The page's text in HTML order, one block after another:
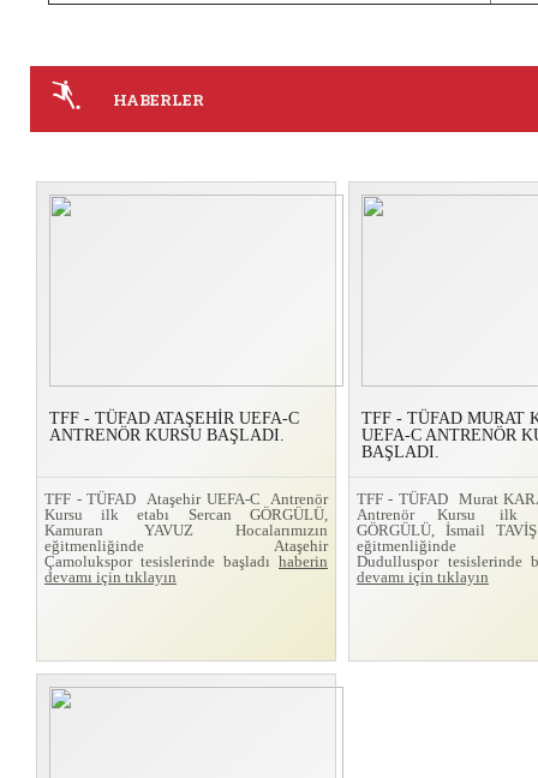
HABERLER
TFF - TÜFAD ATAŞEHİR UEFA-C
ANTRENÖR KURSU BAŞLADI.
TFF - TÜFAD Ataşehir UEFA-C Antrenör
Kursu ilk etabı Sercan GÖRGÜLÜ,
Kamuran YAVUZ Hocalarımızın
eğitmenliğinde Ataşehir
Çamolukspor tesislerinde başladı haberin
devamı için tıklayın
TFF - TÜFAD MURAT
UEFA-C ANTRENÖR
BAŞLADI.
TFF - TÜFAD Murat
Antrenör Kursu ilk
GÖRGÜLÜ, İsmail TAVİŞ
eğitmenliğinde
Dudulluspor tesislerinde
devamı için tıklayın